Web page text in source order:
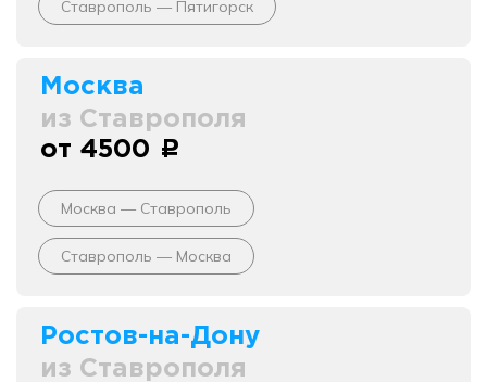
Ставрополь — Пятигорск
Москва
из Ставрополя
от 4500 c
Москва — Ставрополь
Ставрополь — Москва
Ростов-на-Дону
из Ставрополя